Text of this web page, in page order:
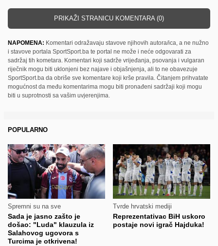
PRIKAŽI STRANICU KOMENTARA (0)
NAPOMENA: Komentari odražavaju stavove njihovih autora/ica, a ne nužno
i stavove portala SportSport.ba te portal ne može i neće odgovarati za
sadržaj tih kometara. Komentari koji sadrže vrijeđanja, psovanja i vulgaran
riječnik mogu biti uklonjeni bez najave i objašnjenja, ali to ne obavezuje
SportSport.ba da obriše sve komentare koji krše pravila. Čitanjem prihvatate
mogućnost da među komentarima mogu biti pronađeni sadržaji koji mogu
biti u suprotnosti sa vašim uvjerenjima.
POPULARNO
Spremni su na sve
Sada je jasno zašto je
došao: "Luda" klauzula iz
Salahovog ugovora s
Turcima je otkrivena!
Tvrde hrvatski mediji
Reprezentativac BiH uskoro
postaje novi igrač Hajduka!